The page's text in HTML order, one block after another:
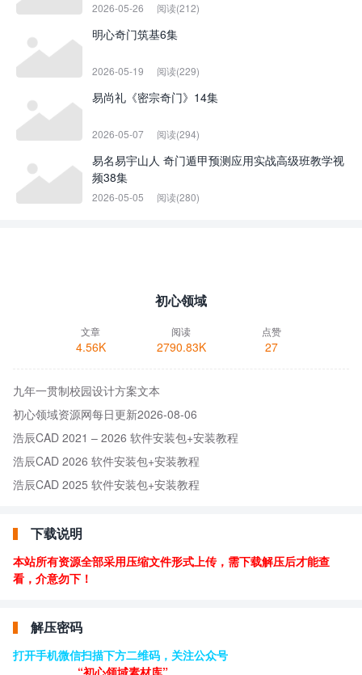
2026-05-26 阅读(212)
明心奇门筑基6集
2026-05-19 阅读(229)
易尚礼《密宗奇门》14集
2026-05-07 阅读(294)
易名易宇山人 奇门遁甲预测应用实战高级班教学视
频38集
2026-05-05 阅读(280)
初心领域
文章
4.56K
阅读
2790.83K
点赞
27
九年一贯制校园设计方案文本
初心领域资源网每日更新2026-08-06
浩辰CAD 2021 – 2026 软件安装包+安装教程
浩辰CAD 2026 软件安装包+安装教程
浩辰CAD 2025 软件安装包+安装教程
下载说明
本站所有资源全部采用压缩文件形式上传，需下载解压后才能查
看，介意勿下！
解压密码
打开手机微信扫描下方二维码，关注公众号
“初心领域素材库”